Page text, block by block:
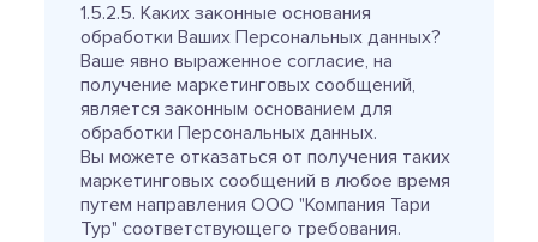
1.5.2.5. Каких законные основания
обработки Ваших Персональных данных?
Ваше явно выраженное согласие, на
получение маркетинговых сообщений,
является законным основанием для
обработки Персональных данных.
Вы можете отказаться от получения таких
маркетинговых сообщений в любое время
путем направления ООО "Компания Тари
Тур" соответствующего требования.